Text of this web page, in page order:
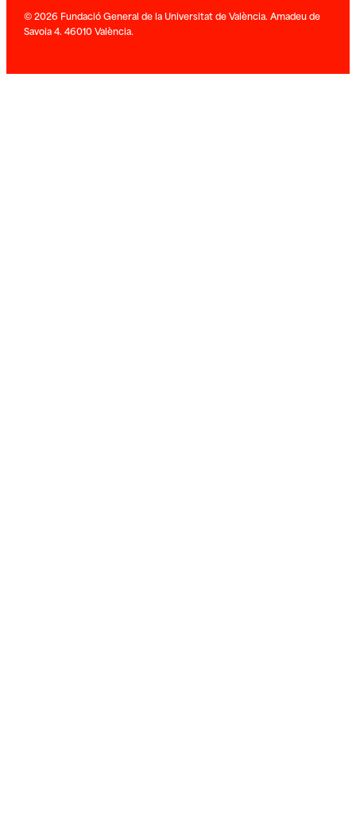
© 2026 Fundació General de la Universitat de València. Amadeu de
Savoia 4. 46010 València.